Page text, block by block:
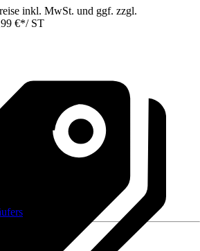
inkl. MwSt. und ggf. zzgl.
€*/ ST